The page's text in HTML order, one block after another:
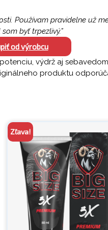
Používam pravidelne už
byť trpezlivý.”
od výrobcu
výdrž aj
produktu
Zľava!